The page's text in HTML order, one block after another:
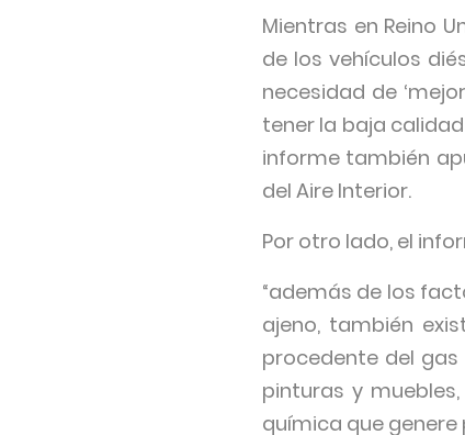
Mientras en Reino
de los vehículos
necesidad de
tener la baja
informe también
del Aire Interior.
Por otro lado, el
“además de los
ajeno, también
procedente del
pinturas y
química que